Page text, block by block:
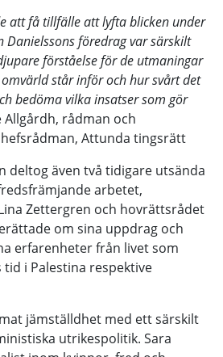
att få tillfälle att lyfta blicken under
Danielssons föredrag var särskilt
förståelse för de utmaningar
står inför och hur svårt det
bedöma vilka insatser som gör
Allgårdh, rådman och
Attunda tingsrätt
deltog även två tidigare utsända
arbetet,
Zettergren och hovrättsrådet
om sina uppdrag och
erfarenheter från livet som
i Palestina respektive
jämställdhet med ett särskilt
utrikespolitik. Sara